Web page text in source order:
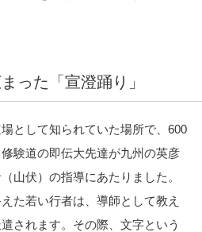
った「宣澄踊り」
として知られていた場所で、600
験道の即伝大先達が九州の英彦
山伏）の指導にあたりました。
た若い行者は、導師として教え
されます。その際、文字という